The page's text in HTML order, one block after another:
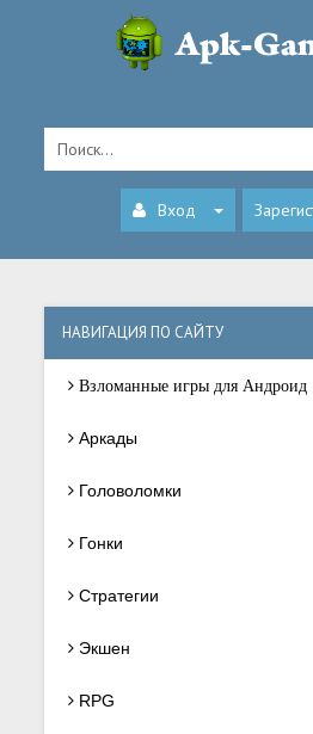
Вход
НАВИГАЦИЯ ПО САЙТУ
Взломанные игры для Андроид
Аркады
Головоломки
Гонки
Стратегии
Экшен
RPG